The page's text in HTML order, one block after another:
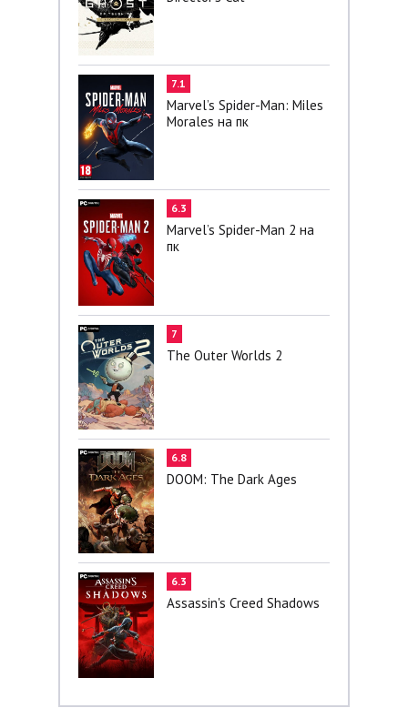
7.1
Marvel’s Spider-Man: Miles
Morales на пк
6.3
Marvel’s Spider-Man 2 на
пк
7
The Outer Worlds 2
6.8
DOOM: The Dark Ages
6.3
Assassin's Creed Shadows